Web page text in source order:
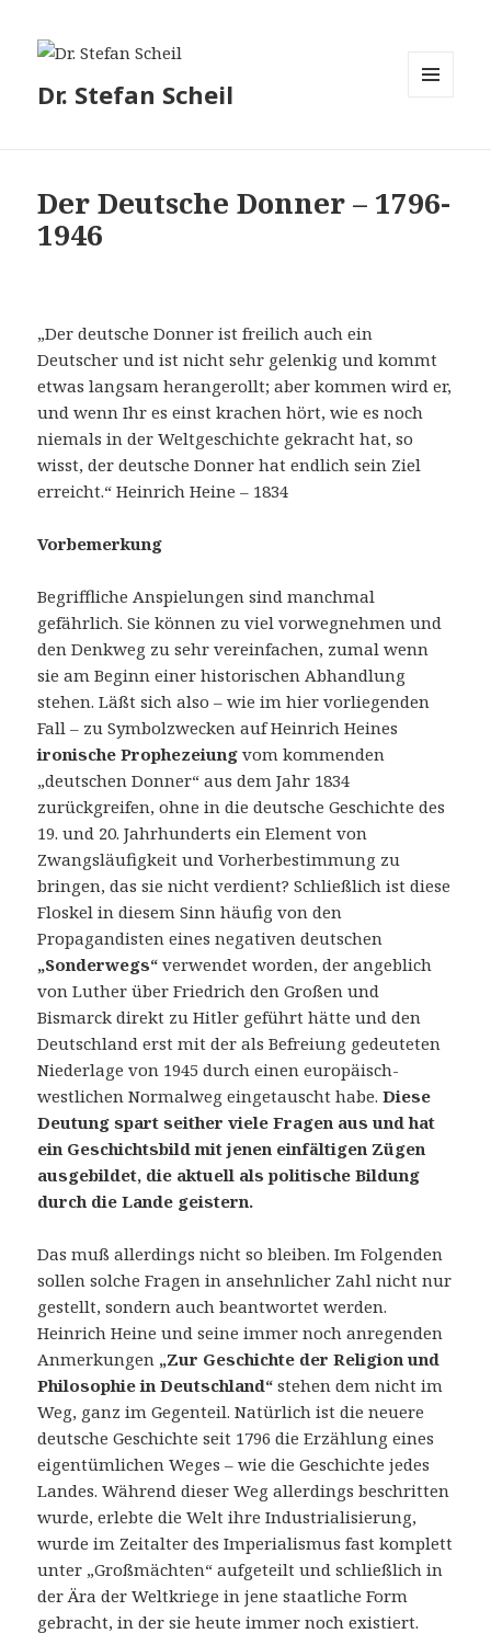
Dr. Stefan Scheil
Der Deutsche Donner – 1796-
1946
„Der deutsche Donner ist freilich auch ein
Deutscher und ist nicht sehr gelenkig und kommt
etwas langsam herangerollt; aber kommen wird er,
und wenn Ihr es einst krachen hört, wie es noch
niemals in der Weltgeschichte gekracht hat, so
wisst, der deutsche Donner hat endlich sein Ziel
erreicht.“ Heinrich Heine – 1834
Vorbemerkung
Begriffliche Anspielungen sind manchmal
gefährlich. Sie können zu viel vorwegnehmen und
den Denkweg zu sehr vereinfachen, zumal wenn
sie am Beginn einer historischen Abhandlung
stehen. Läßt sich also – wie im hier vorliegenden
Fall – zu Symbolzwecken auf Heinrich Heines
ironische Prophezeiung vom kommenden
„deutschen Donner“ aus dem Jahr 1834
zurückgreifen, ohne in die deutsche Geschichte des
19. und 20. Jahrhunderts ein Element von
Zwangsläufigkeit und Vorherbestimmung zu
bringen, das sie nicht verdient? Schließlich ist diese
Floskel in diesem Sinn häufig von den
Propagandisten eines negativen deutschen
„Sonderwegs“verwendet worden, der angeblich
von Luther über Friedrich den Großen und
Bismarck direkt zu Hitler geführt hätte und den
Deutschland erst mit der als Befreiung gedeuteten
Niederlage von 1945 durch einen europäisch-
westlichen Normalweg eingetauscht habe.Diese
Deutung spart seither viele Fragen aus und hat
ein Geschichtsbild mit jenen einfältigen Zügen
ausgebildet, die aktuell als politische Bildung
durch die Lande geistern.
Das muß allerdings nicht so bleiben. Im Folgenden
sollen solche Fragen in ansehnlicher Zahl nicht nur
gestellt, sondern auch beantwortet werden.
Heinrich Heine und seine immer noch anregenden
Anmerkungen „Zur Geschichte der Religion und
Philosophie in Deutschland“ stehen dem nicht im
Weg, ganz im Gegenteil. Natürlich ist die neuere
deutsche Geschichte seit 1796 die Erzählung eines
eigentümlichen Weges – wie die Geschichte jedes
Landes. Während dieser Weg allerdings beschritten
wurde, erlebte die Welt ihre Industrialisierung,
wurde im Zeitalter des Imperialismus fast komplett
unter „Großmächten“ aufgeteilt und schließlich in
der Ära der Weltkriege in jene staatliche Form
gebracht, in der sie heute immer noch existiert.